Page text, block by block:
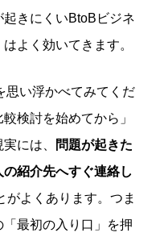
きにくいBtoBビジネ
よく効いてきます。
思い浮かべてみてくだ
検討を始めてから」
には、
問題が起きた
紹介先へすぐ連絡し
がよくあります。つま
最初の入り口」を押